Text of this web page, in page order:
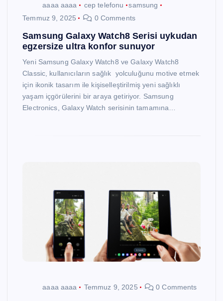
aaaa aaaa cep telefonu
samsung
Temmuz 9, 2025
0 Comments
Samsung Galaxy Watch8 Serisi uykudan
egzersize ultra konfor sunuyor
Yeni Samsung Galaxy Watch8 ve Galaxy Watch8
Classic, kullanıcıların sağlık yolculuğunu motive etmek
için ikonik tasarım ile kişiselleştirilmiş yeni sağlıklı
yaşam içgörülerini bir araya getiriyor. Samsung
Electronics, Galaxy Watch serisinin tamamına…
aaaa aaaa Temmuz 9, 2025 0 Comments